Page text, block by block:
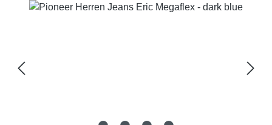
Bildergalerie überspringen